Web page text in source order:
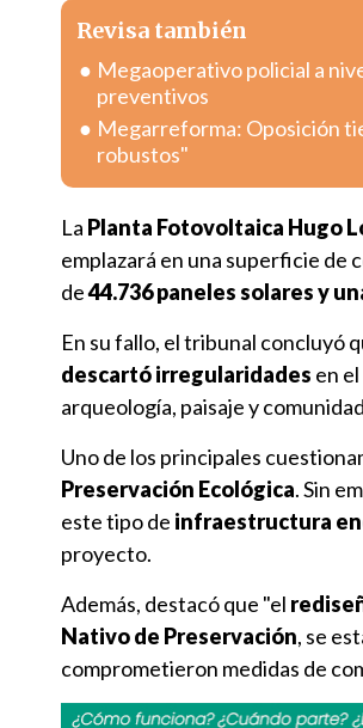
Revisa también
Megaoperativo policial a
preventivos
Megarreforma: Oposición
robustos"
La Planta Fotovoltaica Hugo
emplazará en una superficie de
de44.736 paneles solares y
En su fallo, el tribunal concluyó
descartó irregularidades en
arqueología, paisaje y
Uno de los principales
Preservación Ecológica. Sin
este tipo de infraestructura
proyecto.
Además, destacó que "el
Nativo de Preservación, se
comprometieron medidas de